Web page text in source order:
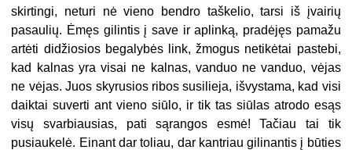
skirtingi, neturi nė vieno bendro taškelio, tarsi iš įvairių
pasaulių. Ėmęs gilintis į save ir aplinką, pradėjęs pamažu
artėti didžiosios begalybės link, žmogus netikėtai pastebi,
kad kalnas yra visai ne kalnas, vanduo ne vanduo, vėjas
ne vėjas. Juos skyrusios ribos susilieja, išvystama, kad visi
daiktai suverti ant vieno siūlo, ir tik tas siūlas atrodo esąs
visų svarbiausias, pati sąrangos esmė! Tačiau tai tik
pusiaukelė. Einant dar toliau, dar kantriau gilinantis į būties